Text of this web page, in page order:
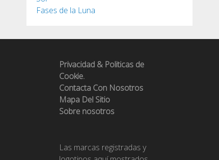
Fases de la Luna
Privacidad & Politicas de
Cookie.
Contacta Con Nosotros
Mapa Del Sitio
Sobre nosotros
Las marcas registradas y